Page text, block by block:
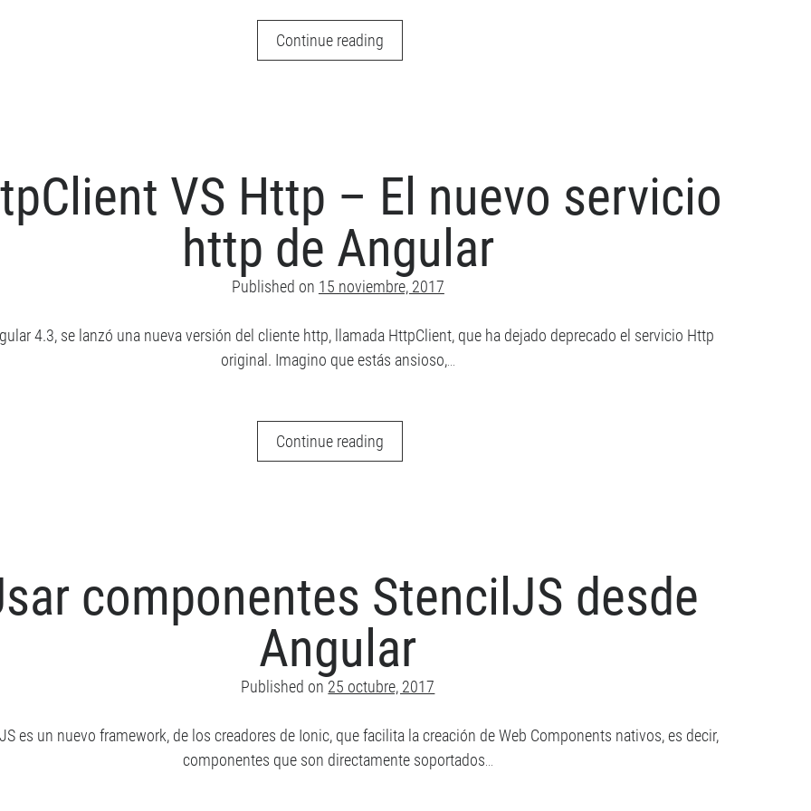
Continue reading¿Qué
es
VS Http – El nuevo servicio
http de Angular
Published on 15 noviembre, 2017
4.3, se lanzó una nueva versión del cliente http, llamada HttpClient, que ha dejado deprecado el servicio Http
original. Imagino que estás ansioso,…
Continue readingHttpClient
VS
servicio
http
de
Angular
componentes StencilJS desde
Angular
Published on 25 octubre, 2017
es un nuevo framework, de los creadores de Ionic, que facilita la creación de Web Components nativos, es decir,
componentes que son directamente soportados…